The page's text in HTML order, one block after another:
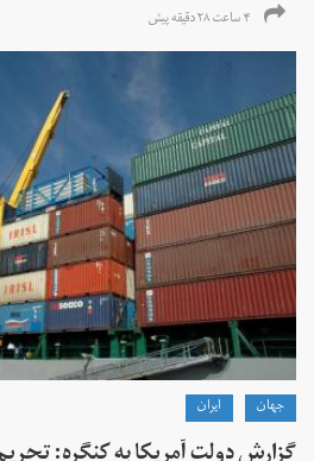
۴ ساعت ۲۸ دقیقه پیش
جهان ايران